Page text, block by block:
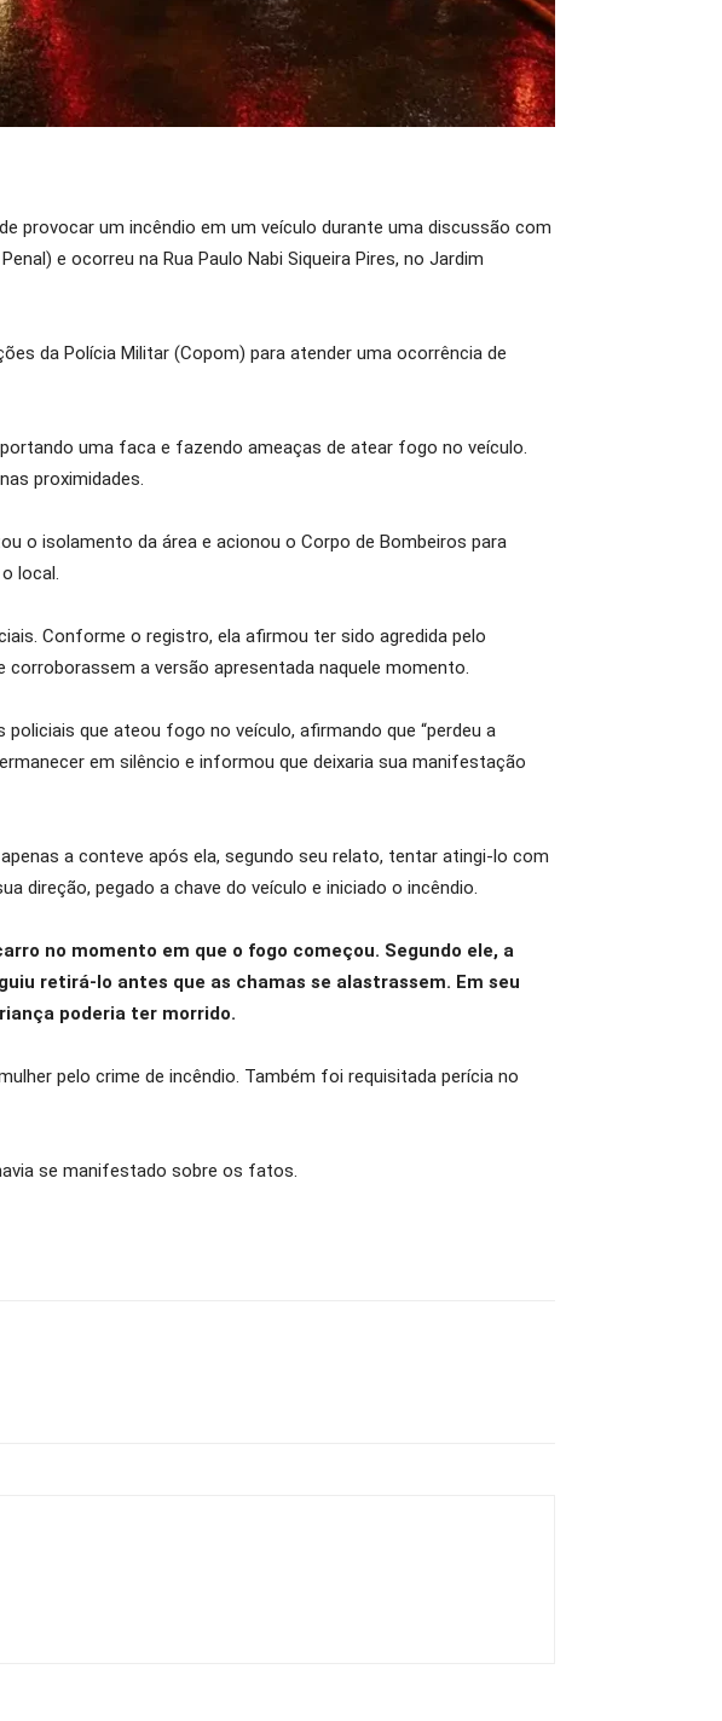
provocar um incêndio em um veículo durante uma discussão com
e ocorreu na Rua Paulo Nabi Siqueira Pires, no Jardim
da Polícia Militar (Copom) para atender uma ocorrência de
uma faca e fazendo ameaças de atear fogo no veículo.
proximidades.
o isolamento da área e acionou o Corpo de Bombeiros para
local.
Conforme o registro, ela afirmou ter sido agredida pelo
a versão apresentada naquele momento.
que ateou fogo no veículo, afirmando que “perdeu a
em silêncio e informou que deixaria sua manifestação
a conteve após ela, segundo seu relato, tentar atingi-lo com
direção, pegado a chave do veículo e iniciado o incêndio.
no momento em que o fogo começou. Segundo ele, a
retirá-lo antes que as chamas se alastrassem. Em seu
poderia ter morrido.
pelo crime de incêndio. Também foi requisitada perícia no
se manifestado sobre os fatos.